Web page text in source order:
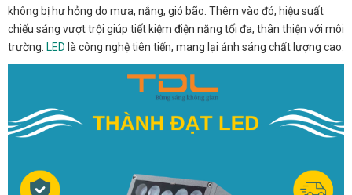
không bị hư hỏng do mưa, nắng, gió bão. Thêm vào đó, hiệu suất
chiếu sáng vượt trội giúp tiết kiệm điện năng tối đa, thân thiện với môi
trường. LED là công nghệ tiên tiến, mang lại ánh sáng chất lượng cao.